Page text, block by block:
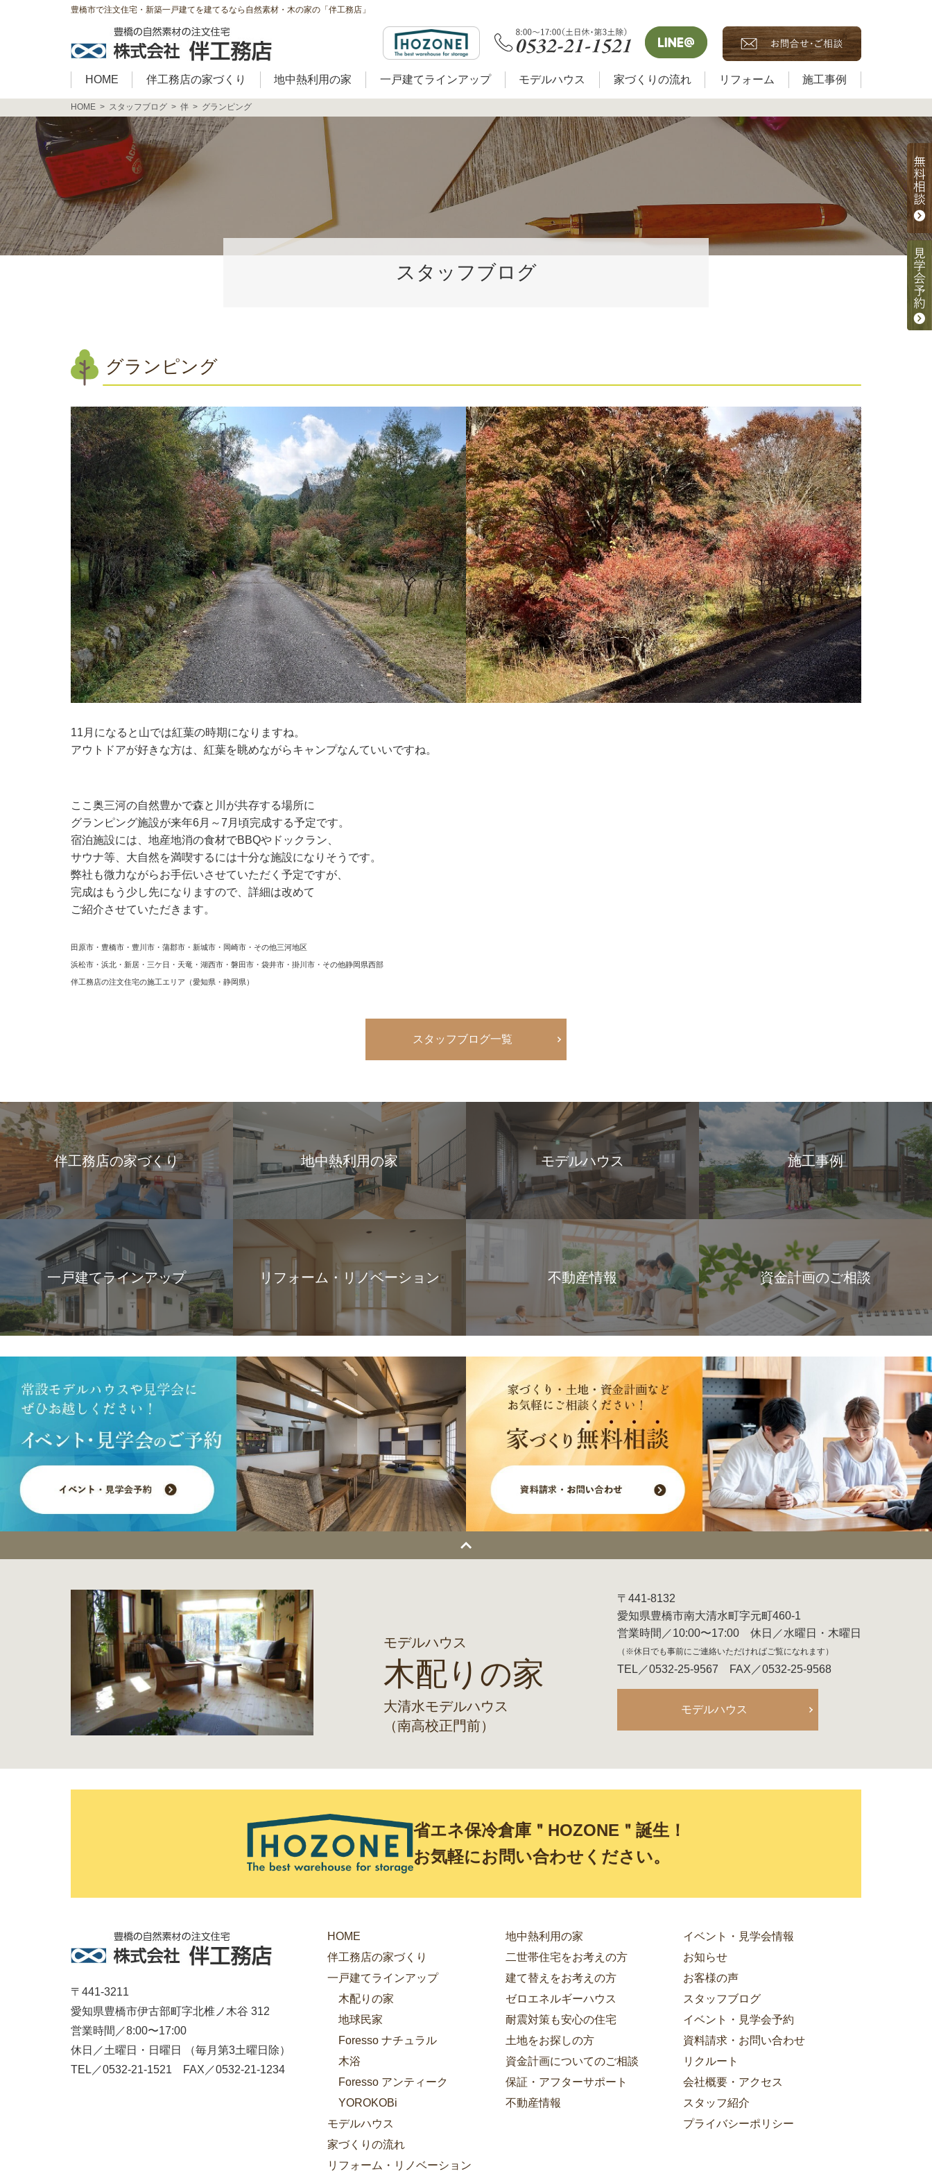
豊橋市で注文住宅・新築一戸建てを建てるなら自然素材・木の家の「伴工務店」
HOME 伴工務店の家づくり 地中熱利用の家 一戸建てラインアップ モデルハウス 家づくりの流れ リフォーム 施工事例
HOME スタッフブログ 伴 グランピング
スタッフブログ
グランピング
11月になると山では紅葉の時期になりますね。
アウトドアが好きな方は、紅葉を眺めながらキャンプなんていいですね。
ここ奥三河の自然豊かで森と川が共存する場所に
グランピング施設が来年6月～7月頃完成する予定です。
宿泊施設には、地産地消の食材でBBQやドックラン、
サウナ等、大自然を満喫するには十分な施設になりそうです。
弊社も微力ながらお手伝いさせていただく予定ですが、
完成はもう少し先になりますので、詳細は改めて
ご紹介させていただきます。
田原市・豊橋市・豊川市・蒲郡市・新城市・岡崎市・その他三河地区
浜松市・浜北・新居・三ケ日・天竜・湖西市・磐田市・袋井市・掛川市・その他静岡県西部
伴工務店の注文住宅の施工エリア（愛知県・静岡県）
スタッフブログ一覧
伴工務店の家づくり 地中熱利用の家 モデルハウス 施工事例
一戸建てラインアップ リフォーム・リノベーション 不動産情報 資金計画のご相談
モデルハウス
木配りの家
大清水モデルハウス
（南高校正門前）
〒441-8132
愛知県豊橋市南大清水町字元町460-1
営業時間／10:00〜17:00 休日／水曜日・木曜日
（※休日でも事前にご連絡いただければご覧になれます）
TEL／0532-25-9567 FAX／0532-25-9568
モデルハウス
省エネ保冷倉庫＂HOZONE＂誕生！
お気軽にお問い合わせください。
〒441-3211
愛知県豊橋市伊古部町字北椎ノ木谷 312
営業時間／8:00〜17:00
休日／土曜日・日曜日 （毎月第3土曜日除）
TEL／0532-21-1521 FAX／0532-21-1234
HOME
伴工務店の家づくり
一戸建てラインアップ
木配りの家
地球民家
Foresso ナチュラル
木浴
Foresso アンティーク
YOROKOBi
モデルハウス
家づくりの流れ
リフォーム・リノベーション
地中熱利用の家
二世帯住宅をお考えの方
建て替えをお考えの方
ゼロエネルギーハウス
耐震対策も安心の住宅
土地をお探しの方
資金計画についてのご相談
保証・アフターサポート
不動産情報
イベント・見学会情報
お知らせ
お客様の声
スタッフブログ
イベント・見学会予約
資料請求・お問い合わせ
リクルート
会社概要・アクセス
スタッフ紹介
プライバシーポリシー